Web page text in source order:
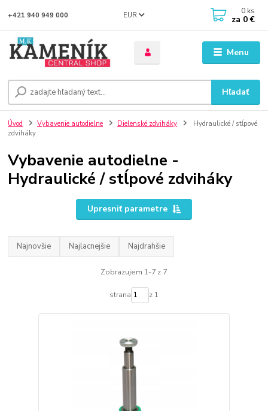
Menu
EUR
Hľadať
+421 940 949 000 0 ks
za 0 €
Úvod Vybavenie autodielne Dielenské zdviháky
Hydraulické / stĺpové
zdviháky
Vybavenie autodielne -
Hydraulické / stĺpové zdviháky
Upresniť parametre
Najnovšie Najlacnejšie Najdrahšie
Zobrazujem 1-7 z 7
strana z 1